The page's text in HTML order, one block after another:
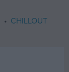
CHILLOUT